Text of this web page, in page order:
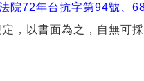
院72年台抗字第94號、
，以書面為之，自無可